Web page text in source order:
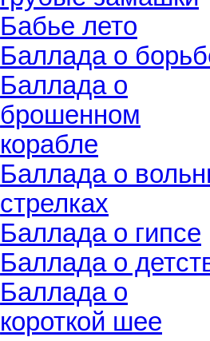
Бабье лето
Баллада о
Баллада о
брошенном
корабле
Баллада о
стрелках
Баллада о гипсе
Баллада о
Баллада о
короткой шее